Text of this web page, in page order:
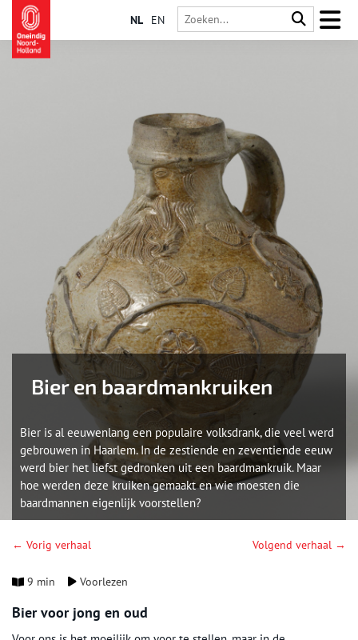
NL EN
Bier en baardmankruiken
Bier is al eeuwenlang een populaire volksdrank, die veel werd
gebrouwen in Haarlem. In de zestiende en zeventiende eeuw
werd bier het liefst gedronken uit een baardmankruik. Maar
hoe werden deze kruiken gemaakt en wie moesten die
baardmannen eigenlijk voorstellen?
← Vorig verhaal Volgend verhaal →
9 min Voorlezen
Bier voor jong en oud